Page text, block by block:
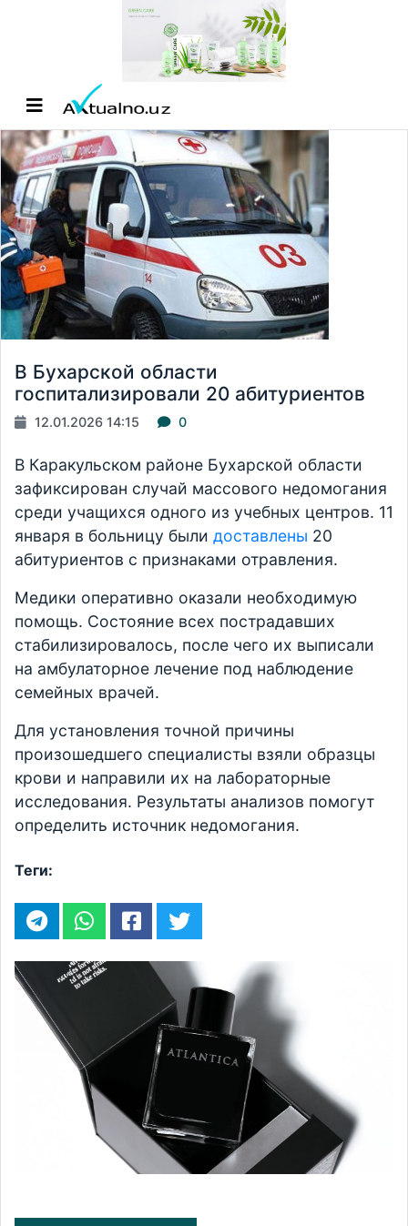
В Бухарской области
госпитализировали 20 абитуриентов
12.01.2026 14:15 0
В Каракульском районе Бухарской области
зафиксирован случай массового недомогания
среди учащихся одного из учебных центров. 11
января в больницу были доставлены 20
абитуриентов с признаками отравления.
Медики оперативно оказали необходимую
помощь. Состояние всех пострадавших
стабилизировалось, после чего их выписали
на амбулаторное лечение под наблюдение
семейных врачей.
Для установления точной причины
произошедшего специалисты взяли образцы
крови и направили их на лабораторные
исследования. Результаты анализов помогут
определить источник недомогания.
Теги: